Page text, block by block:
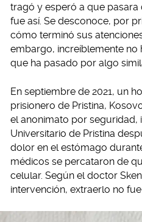
tragó y esperó a que
fue así. Se desconoce, por
cómo terminó sus
embargo, increíblemente no
que ha pasado por algo
En septiembre de 2021, un
prisionero de Pristina,
el anonimato por seguridad,
Universitario de Pristina
dolor en el estómago
médicos se percataron de
celular. Según el doctor
intervención, extraerlo no